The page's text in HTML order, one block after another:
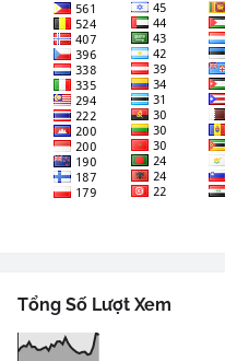
Tổng Số Lượt Xem